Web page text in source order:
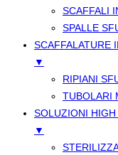
SCAFFALI
SPALLE
SCAFFALATURE
▼
RIPIANI
TUBOLARI
SOLUZIONI HIGH
▼